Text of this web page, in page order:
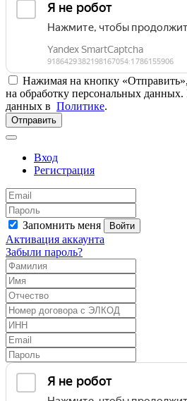
Нажимая на кнопку
на обработку персональных
данных в Политике.
Отправить
Вход
Регистрация
Запомнить меня Войти
Активация аккаунта
Забыли пароль?